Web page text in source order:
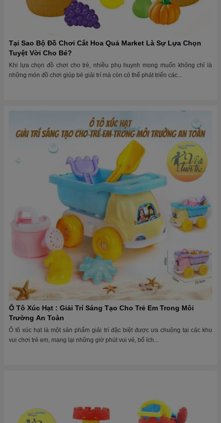
Tại Sao Bộ Đồ Chơi Cắt Hoa Quả Market Là Sự Lựa Chọn
Tuyệt Vời Cho Bé?
Khi lựa chọn đồ chơi cho trẻ, nhiều phụ huynh mong muốn không chỉ là
những món đồ chơi giúp bé giải trí mà còn có thể phát triển các...
Ô Tô Xúc Hạt : Giải Trí Sáng Tạo Cho Trẻ Em Trong Môi
Trường An Toàn
Ô tô xúc hạt là một sản phẩm giải trí đặc biệt được ưa chuộng tại các khu
vui chơi trẻ em, mang lại những giờ phút vui vẻ, bổ ích...